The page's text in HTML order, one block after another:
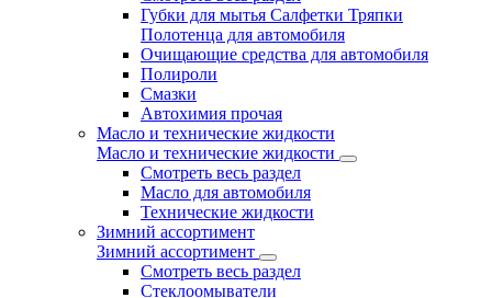
Губки для мытья Салфетки Тряпки
Полотенца для автомобиля
Очищающие средства для автомобиля
Полироли
Смазки
Автохимия прочая
Масло и технические жидкости
Масло и технические жидкости
Смотреть весь раздел
Масло для автомобиля
Технические жидкости
Зимний ассортимент
Зимний ассортимент
Смотреть весь раздел
Стеклоомыватели